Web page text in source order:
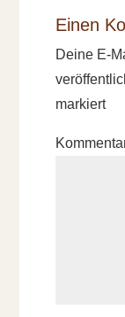
Einen
Deine E-
markiert